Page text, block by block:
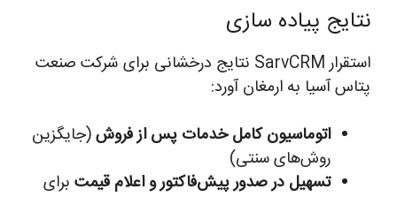
نتایج پیاده سازی
استقرار SarvCRM نتایج درخشانی برای شرکت صنعت
پتاس آسیا به ارمغان آورد:
اتوماسیون کامل خدمات پس از فروش(جایگزین
روش‌های سنتی)
تسهیل در صدور پیش‌فاکتور و اعلام قیمتبرای